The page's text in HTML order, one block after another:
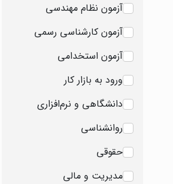
آزمون نظام مهندسی
آزمون کارشناسی رسمی
آزمون استخدامی
ورود به بازار کار
دانشگاهی و نرم‌افزاری
روانشناسی
حقوقی
مدیریت و مالی